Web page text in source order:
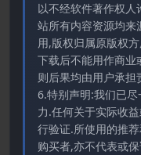
以不经软件著作权人
站所有内容资源均来
用,版权归属原版权
下载后不能用作商
则后果均由用户承担
6.特别声明:我们已
力.任何关于实际收
行验证.所使用的推
购买者,亦不代表或